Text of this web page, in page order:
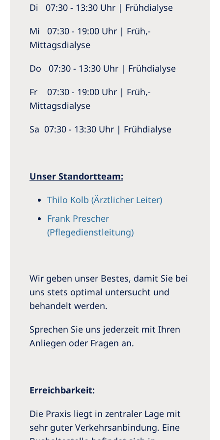
Di 07:30 - 13:30 Uhr | Frühdialyse
Mi 07:30 - 19:00 Uhr | Früh,-
Mittagsdialyse
Do 07:30 - 13:30 Uhr | Frühdialyse
Fr 07:30 - 19:00 Uhr | Früh,-
Mittagsdialyse
Sa 07:30 - 13:30 Uhr | Frühdialyse
Unser Standortteam:
Thilo Kolb (Ärztlicher Leiter)
Frank Prescher
(Pflegedienstleitung)
Wir geben unser Bestes, damit Sie bei
uns stets optimal untersucht und
behandelt werden.
Sprechen Sie uns jederzeit mit Ihren
Anliegen oder Fragen an.
Erreichbarkeit:
Die Praxis liegt in zentraler Lage mit
sehr guter Verkehrsanbindung. Eine